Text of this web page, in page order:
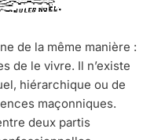
de la même manière :
de le vivre. Il n’existe
hiérarchique ou de
maçonniques.
deux partis